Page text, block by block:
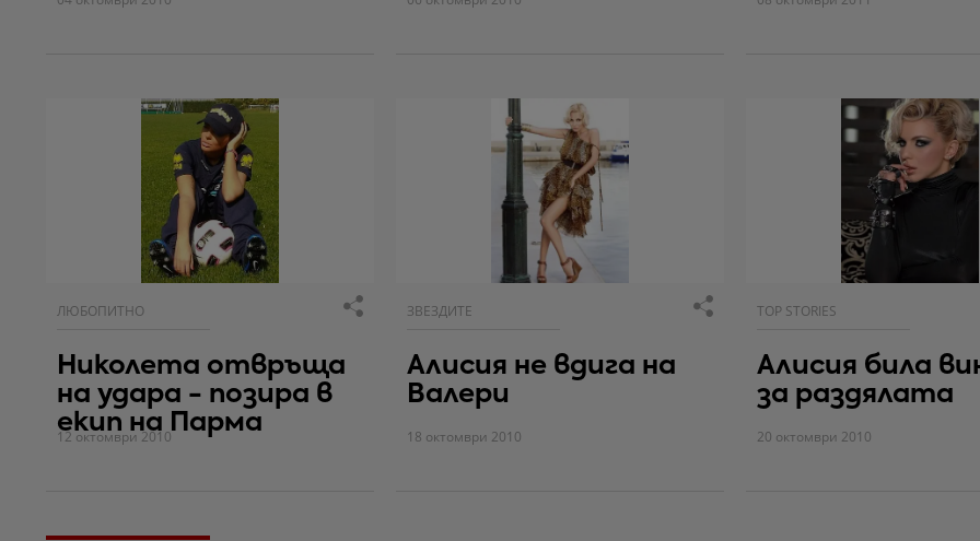
ЛЮБОПИТНО
Николета отвръща
на удара - позира в
екип на Парма
12 октомври 2010
ЗВЕЗДИТЕ
Алисия не вдига на
Валери
18 октомври 2010
TOP STORIES
Алисия била
за раздялата
20 октомври 2010